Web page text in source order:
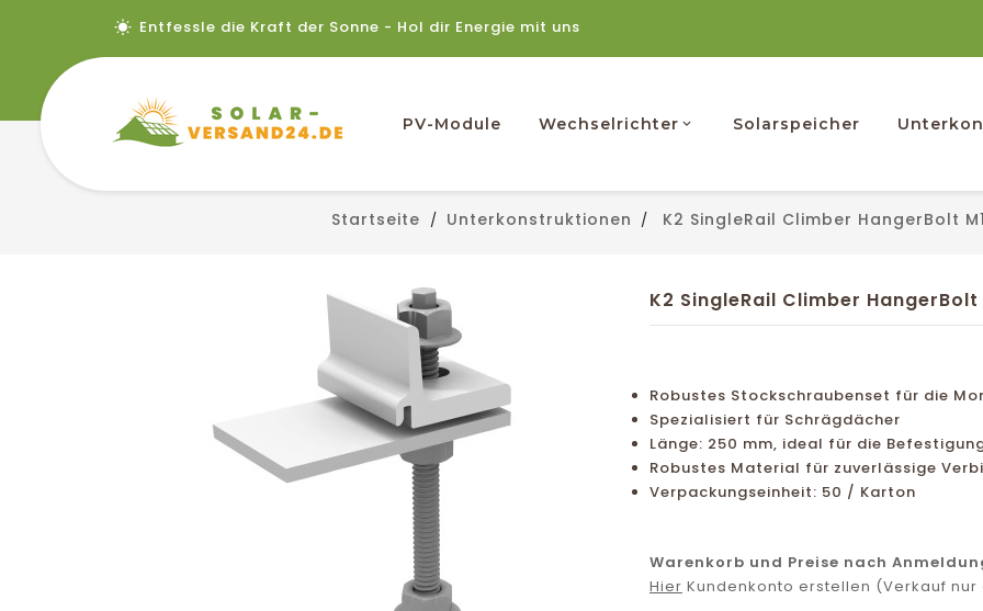
Entfessle die Kraft der Sonne - Hol dir Energie mit uns
PV-Module Wechselrichter Solarspeicher
Startseite Unterkonstruktionen K2 SingleRail Climber HangerBolt
K2 SingleRail Climber
Robustes Stockschraubenset für die
Spezialisiert für Schrägdächer
Länge: 250 mm, ideal für die
Robustes Material für zuverlässige
Verpackungseinheit: 50 / Karton
Warenkorb und Preise nach
Hier Kundenkonto erstellen (Verkauf